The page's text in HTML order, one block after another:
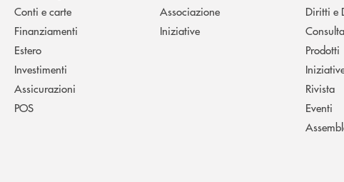
Conti e carte
Finanziamenti
Estero
Investimenti
Assicurazioni
POS
Associazione
Iniziative
Diritti e
Prodotti
Rivista
Eventi